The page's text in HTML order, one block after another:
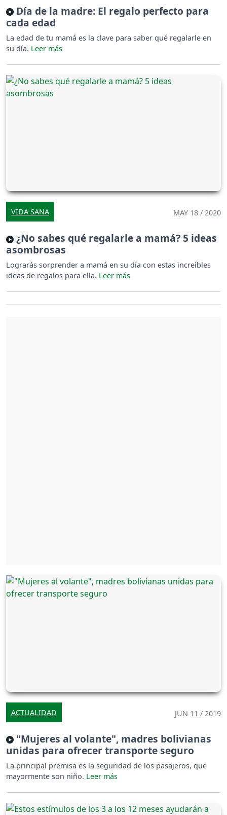
Día de la madre: El regalo perfecto para
cada edad
La edad de tu mamá es la clave para saber qué regalarle en
su día.
VIDA SANA MAY 18 / 2020
¿No sabes qué regalarle a mamá? 5 ideas
asombrosas
Lograrás sorprender a mamá en su día con estas increíbles
ideas de regalos para ella.
ACTUALIDAD JUN 11 / 2019
"Mujeres al volante", madres bolivianas
unidas para ofrecer transporte seguro
La principal premisa es la seguridad de los pasajeros, que
mayormente son niño.